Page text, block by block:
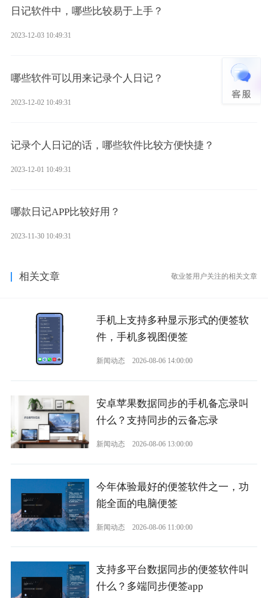
日记软件中，哪些比较易于上手？
2023-12-03 10:49:31
哪些软件可以用来记录个人日记？
2023-12-02 10:49:31
记录个人日记的话，哪些软件比较方便快捷？
2023-12-01 10:49:31
哪款日记APP比较好用？
2023-11-30 10:49:31
相关文章 敬业签用户关注的相关文章
手机上支持多种显示形式的便签软
件，手机多视图便签
新闻动态 2026-08-06 14:00:00
安卓苹果数据同步的手机备忘录叫
什么？支持同步的云备忘录
新闻动态 2026-08-06 13:00:00
今年体验最好的便签软件之一，功
能全面的电脑便签
新闻动态 2026-08-06 11:00:00
支持多平台数据同步的便签软件叫
什么？多端同步便签app